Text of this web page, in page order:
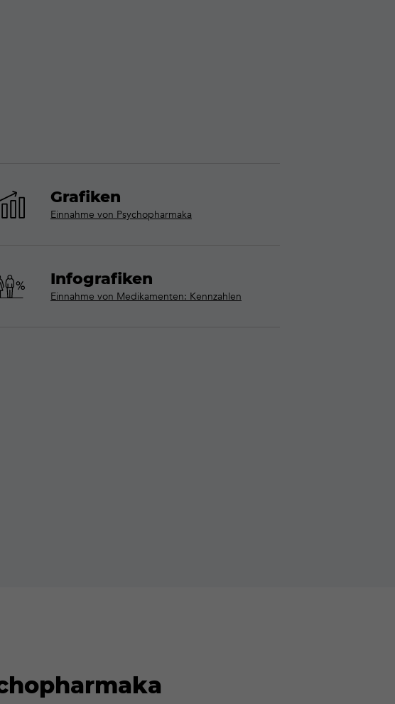
Grafiken
Einnahme von Psychopharmaka
Infografiken
Einnahme von Medikamenten: Kennzahlen